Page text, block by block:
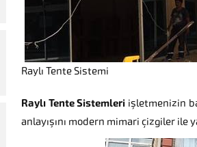
Raylı Tente Sistemi
Raylı Tente Sistemleri işletmenizin
anlayışını modern mimari çizgiler ile